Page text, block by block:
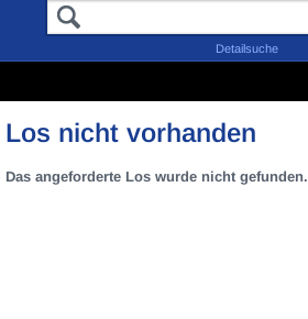
Detailsuche
Los nicht vorhanden
Das angeforderte Los wurde nicht gefunden.